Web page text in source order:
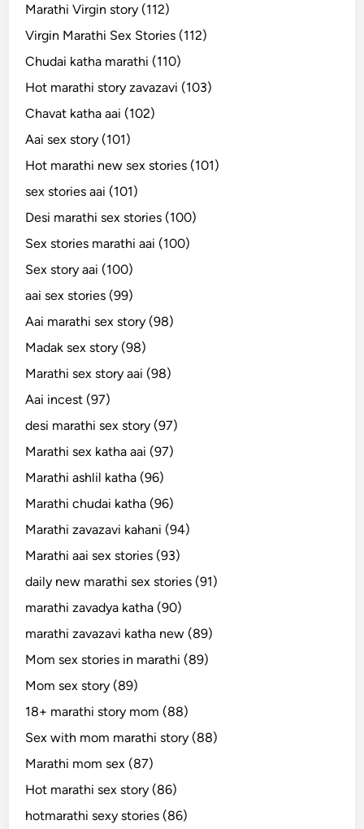
Marathi Virgin story (112)
Virgin Marathi Sex Stories (112)
Chudai katha marathi (110)
Hot marathi story zavazavi (103)
Chavat katha aai (102)
Aai sex story (101)
Hot marathi new sex stories (101)
sex stories aai (101)
Desi marathi sex stories (100)
Sex stories marathi aai (100)
Sex story aai (100)
aai sex stories (99)
Aai marathi sex story (98)
Madak sex story (98)
Marathi sex story aai (98)
Aai incest (97)
desi marathi sex story (97)
Marathi sex katha aai (97)
Marathi ashlil katha (96)
Marathi chudai katha (96)
Marathi zavazavi kahani (94)
Marathi aai sex stories (93)
daily new marathi sex stories (91)
marathi zavadya katha (90)
marathi zavazavi katha new (89)
Mom sex stories in marathi (89)
Mom sex story (89)
18+ marathi story mom (88)
Sex with mom marathi story (88)
Marathi mom sex (87)
Hot marathi sex story (86)
hotmarathi sexy stories (86)